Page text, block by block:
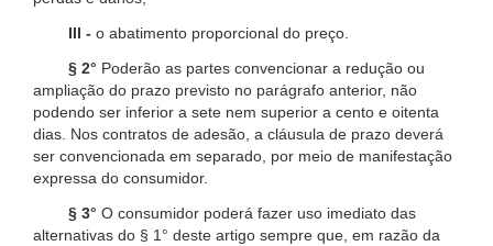
III - o abatimento proporcional do preço.
§ 2° Poderão as partes convencionar a redução ou
ampliação do prazo previsto no parágrafo anterior, não
podendo ser inferior a sete nem superior a cento e oitenta
dias. Nos contratos de adesão, a cláusula de prazo deverá
ser convencionada em separado, por meio de manifestação
expressa do consumidor.
§ 3° O consumidor poderá fazer uso imediato das
alternativas do § 1° deste artigo sempre que, em razão da